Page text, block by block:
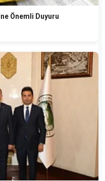
Önemli Duyuru